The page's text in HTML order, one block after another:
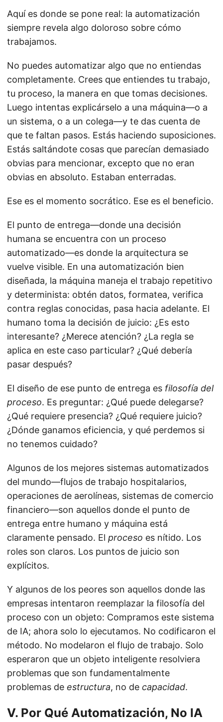
Aquí es donde se pone real: la automatización
siempre revela algo doloroso sobre cómo
trabajamos.
No puedes automatizar algo que no entiendas
completamente. Crees que entiendes tu trabajo,
tu proceso, la manera en que tomas decisiones.
Luego intentas explicárselo a una máquina—o a
un sistema, o a un colega—y te das cuenta de
que te faltan pasos. Estás haciendo suposiciones.
Estás saltándote cosas que parecían demasiado
obvias para mencionar, excepto que no eran
obvias en absoluto. Estaban enterradas.
Ese es el momento socrático. Ese es el beneficio.
El punto de entrega—donde una decisión
humana se encuentra con un proceso
automatizado—es donde la arquitectura se
vuelve visible. En una automatización bien
diseñada, la máquina maneja el trabajo repetitivo
y determinista: obtén datos, formatea, verifica
contra reglas conocidas, pasa hacia adelante. El
humano toma la decisión de juicio: ¿Es esto
interesante? ¿Merece atención? ¿La regla se
aplica en este caso particular? ¿Qué debería
pasar después?
El diseño de ese punto de entrega es filosofía del
proceso. Es preguntar: ¿Qué puede delegarse?
¿Qué requiere presencia? ¿Qué requiere juicio?
¿Dónde ganamos eficiencia, y qué perdemos si
no tenemos cuidado?
Algunos de los mejores sistemas automatizados
del mundo—flujos de trabajo hospitalarios,
operaciones de aerolíneas, sistemas de comercio
financiero—son aquellos donde el punto de
entrega entre humano y máquina está
claramente pensado. El proceso es nítido. Los
roles son claros. Los puntos de juicio son
explícitos.
Y algunos de los peores son aquellos donde las
empresas intentaron reemplazar la filosofía del
proceso con un objeto: Compramos este sistema
de IA; ahora solo lo ejecutamos. No codificaron el
método. No modelaron el flujo de trabajo. Solo
esperaron que un objeto inteligente resolviera
problemas que son fundamentalmente
problemas de estructura, no de capacidad.
V. Por Qué Automatización, No IA